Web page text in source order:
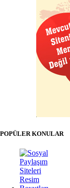
POPÜLER KONULAR